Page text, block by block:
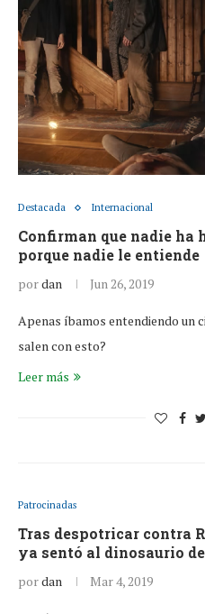
Destacada Internacional
Confirman que nadie ha
porque nadie le entiende
pordan Jun 26, 2019
Apenas íbamos entendiendo un
salen con esto?
Leer más
Patrocinadas
Tras despotricar contra
ya sentó al dinosaurio
pordan Mar 4, 2019